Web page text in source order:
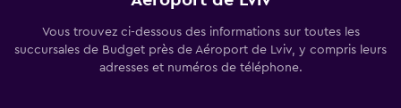
Vous trouvez ci-dessous des informations sur toutes les
succursales de Budget près de Aéroport de Lviv, y compris leurs
adresses et numéros de téléphone.